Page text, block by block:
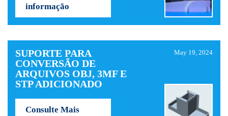
informação
SUPORTE PARA
CONVERSÃO DE
ARQUIVOS OBJ, 3MF E
STP ADICIONADO
May 19, 2024
Consulte Mais